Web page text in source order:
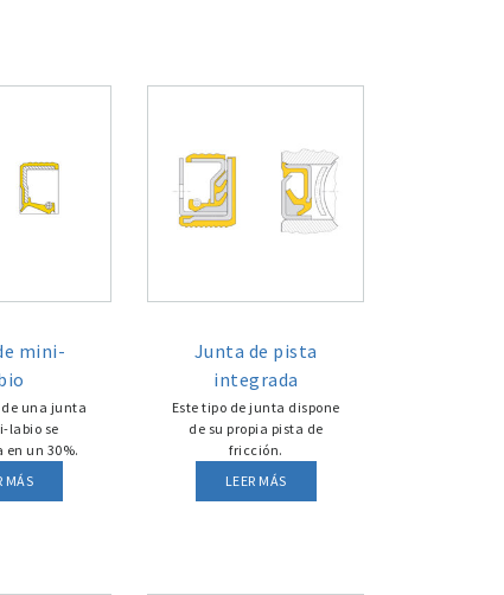
mini-
una junta
labio se
un 30%.
MÁS
Junta de pista
integrada
Este tipo de junta dispone
de su propia pista de
fricción.
LEER MÁS